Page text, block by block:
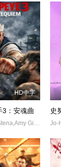
HD中字
3：安魂曲
Fitim DeStena,Amy Gibbons,Jack Hyde史蒂芬·莫瑞